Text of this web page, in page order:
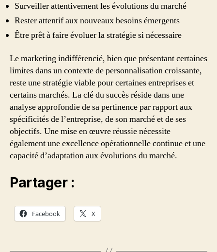
Surveiller attentivement les évolutions du marché
Rester attentif aux nouveaux besoins émergents
Être prêt à faire évoluer la stratégie si nécessaire
Le marketing indifférencié, bien que présentant certaines
limites dans un contexte de personnalisation croissante,
reste une stratégie viable pour certaines entreprises et
certains marchés. La clé du succès réside dans une
analyse approfondie de sa pertinence par rapport aux
spécificités de l’entreprise, de son marché et de ses
objectifs. Une mise en œuvre réussie nécessite
également une excellence opérationnelle continue et une
capacité d’adaptation aux évolutions du marché.
Partager :
Facebook X